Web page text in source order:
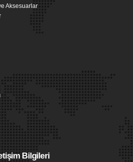
Aksesuarlar
Bilgileri